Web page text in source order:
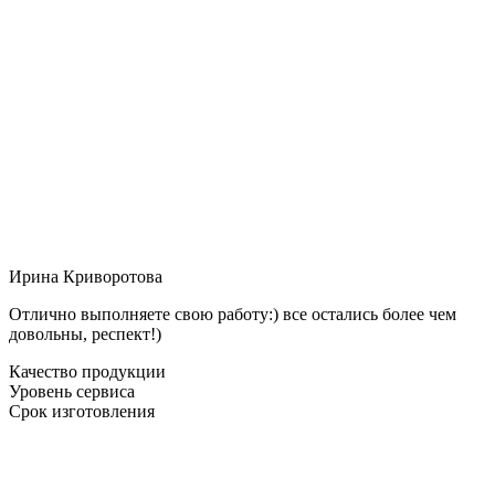
Ирина Криворотова
Отлично выполняете свою работу:) все остались более чем
довольны, респект!)
Качество продукции
Уровень сервиса
Срок изготовления